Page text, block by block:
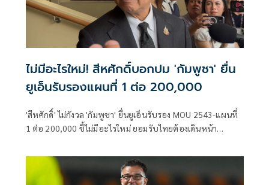
ไม่มีอะไรใหม่! สีหศักดิ์บอกปม 'กัมพูชา' ยื่น
ยูเอ็นรับรองแผนที่ 1 ต่อ 200,000
'สีหศักดิ์' ไม่กังวล 'กัมพูชา' ยื่นยูเอ็นรับรอง MOU 2543-แผนที่
1 ต่อ 200,000​ ชี้ไม่มีอะไรใหม่ ยอมรับไทยต้องเดินหน้า
ระวังตกเป็นเครื่องมือเขมร​